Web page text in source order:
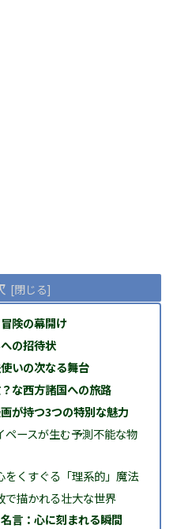
険の幕開け
の招待状
いの次なる舞台
な西方諸国への旅路
が持つ3つの特別な魅力
ースが生む予測不能な物
くすぐる「理系的」魔法
描かれる壮大な世界
言：心に刻まれる瞬間